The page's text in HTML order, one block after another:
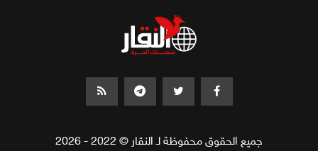
جميع الحقوق محفوظة لـ النقار © 2022 - 2026